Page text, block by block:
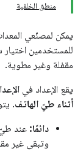
منطق الخلفية
يمكن لمصنّعي
للمستخدمين
مقفلة وغير مطوية.
يقع الإعداد في
أثناء طيّ الهاتف.
دائمًا: عند طيّ
وتبقى غير